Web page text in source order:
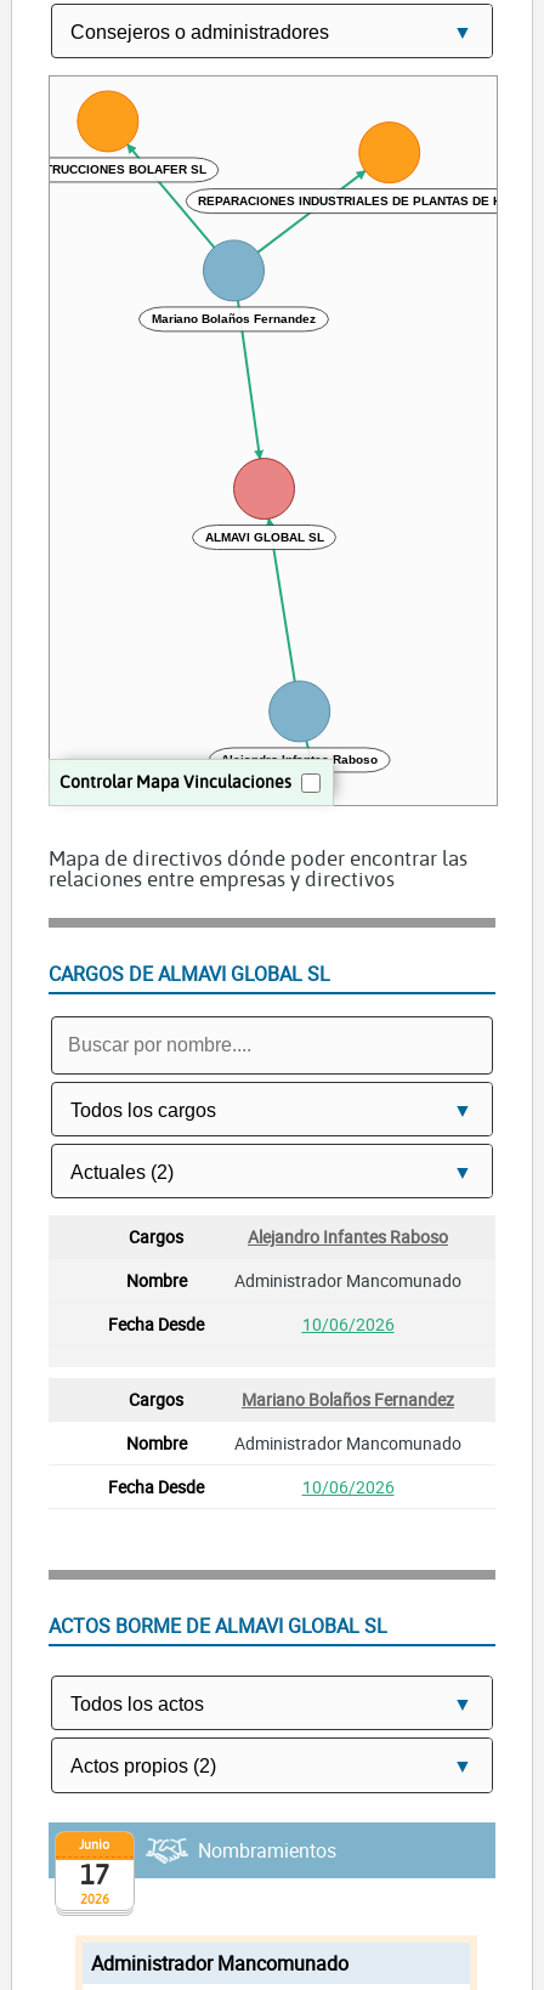
Controlar Mapa Vinculaciones
ALMAVI GLOBAL SL
Alejandro Infantes Raboso
Mariano Bolaños Fernandez
REPARACIONES INDUSTRIALES DE PLANTAS DE
CONSTRUCCIONES BOLAFER SL
Mapa de directivos dónde poder encontrar las
relaciones entre empresas y directivos
CARGOS DE ALMAVI GLOBAL SL
Alejandro Infantes Raboso
Administrador Mancomunado
10/06/2026
Mariano Bolaños Fernandez
Administrador Mancomunado
10/06/2026
ACTOS BORME DE ALMAVI GLOBAL SL
2026
Junio
17
Nombramientos
Administrador Mancomunado